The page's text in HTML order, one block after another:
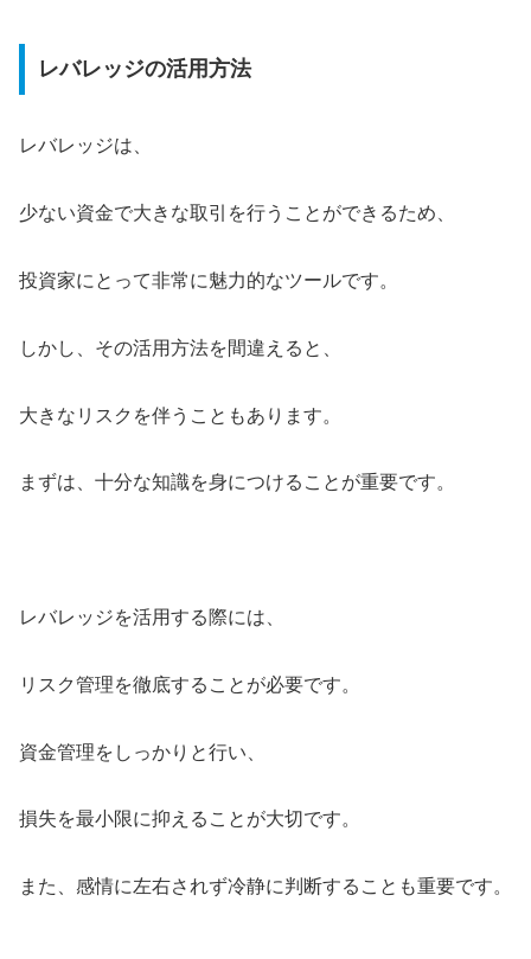
レバレッジの活用方法
レバレッジは、
少ない資金で大きな取引を行うことができるため、
投資家にとって非常に魅力的なツールです。
しかし、その活用方法を間違えると、
大きなリスクを伴うこともあります。
まずは、十分な知識を身につけることが重要です。
レバレッジを活用する際には、
リスク管理を徹底することが必要です。
資金管理をしっかりと行い、
損失を最小限に抑えることが大切です。
また、感情に左右されず冷静に判断することも重要です。